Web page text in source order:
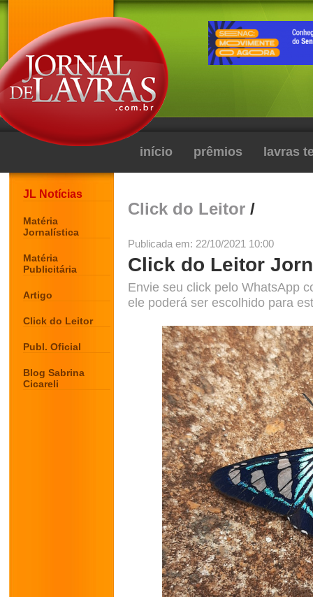
início prêmios lavras
JL Notícias
Matéria
Jornalística
Matéria
Publicitária
Artigo
Click do Leitor
Publ. Oficial
Blog Sabrina
Cicareli
Click do Leitor /
Publicada em: 22/10/2021 10:00
Click do Leitor
Envie seu click pelo WhatsApp
ele poderá ser escolhido para